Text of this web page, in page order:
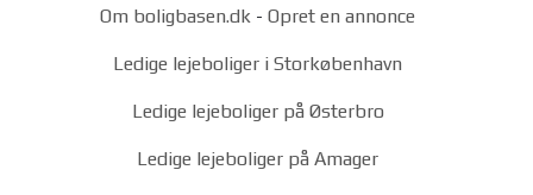
Om boligbasen.dk - Opret en annonce
Ledige lejeboliger i Storkøbenhavn
Ledige lejeboliger på Østerbro
Ledige lejeboliger på Amager